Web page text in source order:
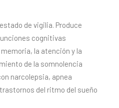
de vigilia. Produce
cognitivas
la atención y la
de la somnolencia
narcolepsia, apnea
del ritmo del sueño